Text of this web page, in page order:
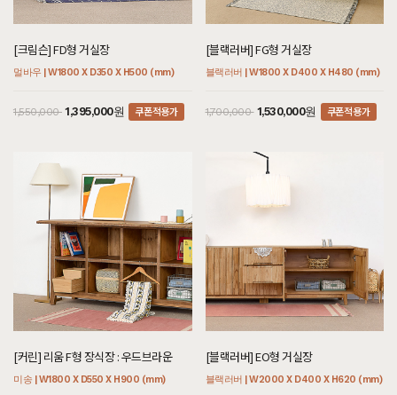
[크림슨] FD형 거실장
멀바우 | W1800 X D350 X H500 (mm)
1,550,000 1,395,000원 쿠폰적용가
[블랙러버] FG형 거실장
블랙러버 | W1800 X D400 X H480 (mm)
1,700,000 1,530,000원 쿠폰적용가
[커린] 리움 F형 장식장 : 우드브라운
미송 | W1800 X D550 X H900 (mm)
[블랙러버] EO형 거실장
블랙러버 | W2000 X D400 X H620 (mm)